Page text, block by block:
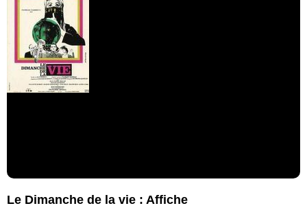
Le Dimanche de la vie : Affiche